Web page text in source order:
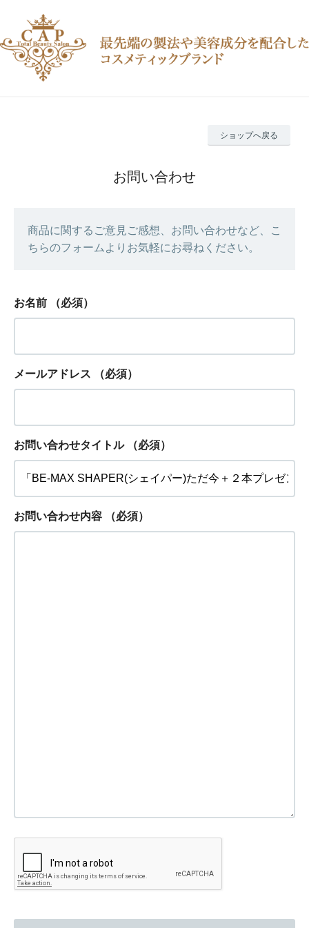
ショップへ戻る
お問い合わせ
商品に関するご意見ご感想、お問い合わせなど、こ
ちらのフォームよりお気軽にお尋ねください。
お名前 （必須）
メールアドレス （必須）
お問い合わせタイトル （必須）
お問い合わせ内容 （必須）